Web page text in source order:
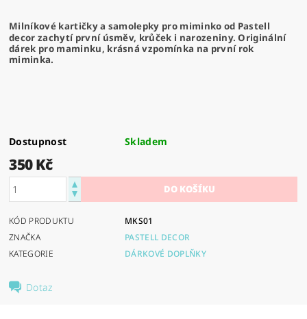
Milníkové kartičky a samolepky pro miminko od Pastell
decor zachytí první úsměv, krůček i narozeniny. Originální
dárek pro maminku, krásná vzpomínka na první rok
miminka.
Dostupnost Skladem
350 Kč
KÓD PRODUKTU
MKS01
ZNAČKA
PASTELL DECOR
KATEGORIE
DÁRKOVÉ DOPLŇKY
Dotaz